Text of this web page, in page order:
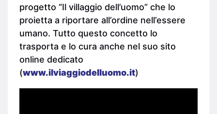
progetto “Il villaggio dell’uomo” che lo
proietta a riportare all’ordine nell’essere
umano. Tutto questo concetto lo
trasporta e lo cura anche nel suo sito
online dedicato
(www.ilviaggiodelluomo.it)